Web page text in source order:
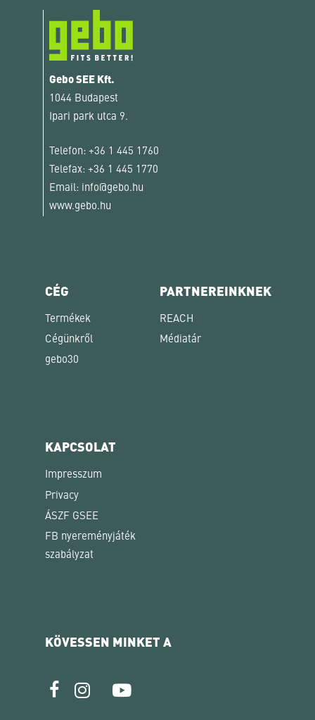
Gebo SEE Kft.
1044 Budapest
Ipari park utca 9.
Telefon: +36 1 445 1760
Telefax: +36 1 445 1770
Email:
info@gebo.hu
www.gebo.hu
CÉG
Termékek
Cégünkről
gebo30
PARTNEREINKNEK
REACH
Médiatár
KAPCSOLAT
Impresszum
Privacy
ÁSZF GSEE
FB nyereményjáték
szabályzat
KÖVESSEN MINKET A